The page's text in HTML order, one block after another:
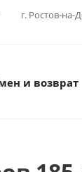
г. Ростов-на-
и возврат